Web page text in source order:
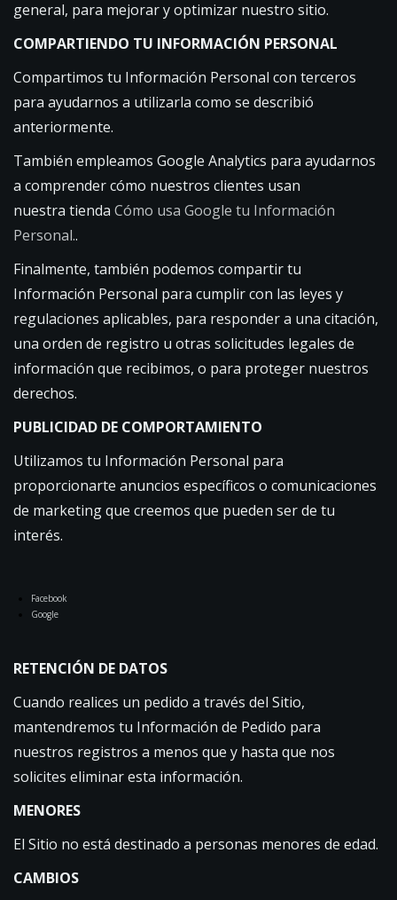
general, para mejorar y optimizar nuestro sitio.
COMPARTIENDO TU INFORMACIÓN PERSONAL
Compartimos tu Información Personal con terceros
para ayudarnos a utilizarla como se describió
anteriormente.
También empleamos Google Analytics para ayudarnos
a comprender cómo nuestros clientes usan
nuestra tienda Cómo usa Google tu Información
Personal..
Finalmente, también podemos compartir tu
Información Personal para cumplir con las leyes y
regulaciones aplicables, para responder a una citación,
una orden de registro u otras solicitudes legales de
información que recibimos, o para proteger nuestros
derechos.
PUBLICIDAD DE COMPORTAMIENTO
Utilizamos tu Información Personal para
proporcionarte anuncios específicos o comunicaciones
de marketing que creemos que pueden ser de tu
interés.
Facebook
Google
RETENCIÓN DE DATOS
Cuando realices un pedido a través del Sitio,
mantendremos tu Información de Pedido para
nuestros registros a menos que y hasta que nos
solicites eliminar esta información.
MENORES
El Sitio no está destinado a personas menores de edad.
CAMBIOS